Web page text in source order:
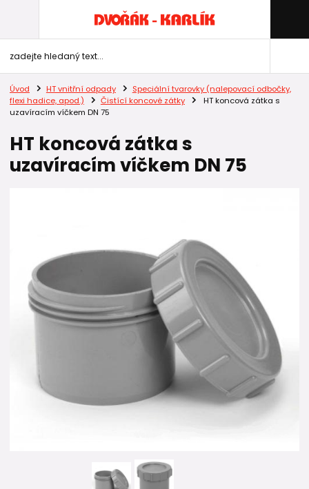
Úvod HT vnitřní odpady
Speciální tvarovky (nalepovací odbočky,
flexi hadice, apod.)
Čistící koncové zátky
HT koncová zátka s
uzavíracím víčkem DN 75
HT koncová zátka s
uzavíracím víčkem DN 75